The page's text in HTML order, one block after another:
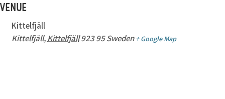
VENUE
Kittelfjäll
Kittelfjäll, Kittelfjäll 923 95 Sweden + Google Map